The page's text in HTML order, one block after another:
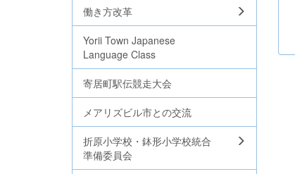
働き方改革
Yorii Town Japanese
Language Class
寄居町駅伝競走大会
メアリズビル市との交流
折原小学校・鉢形小学校統合
準備委員会